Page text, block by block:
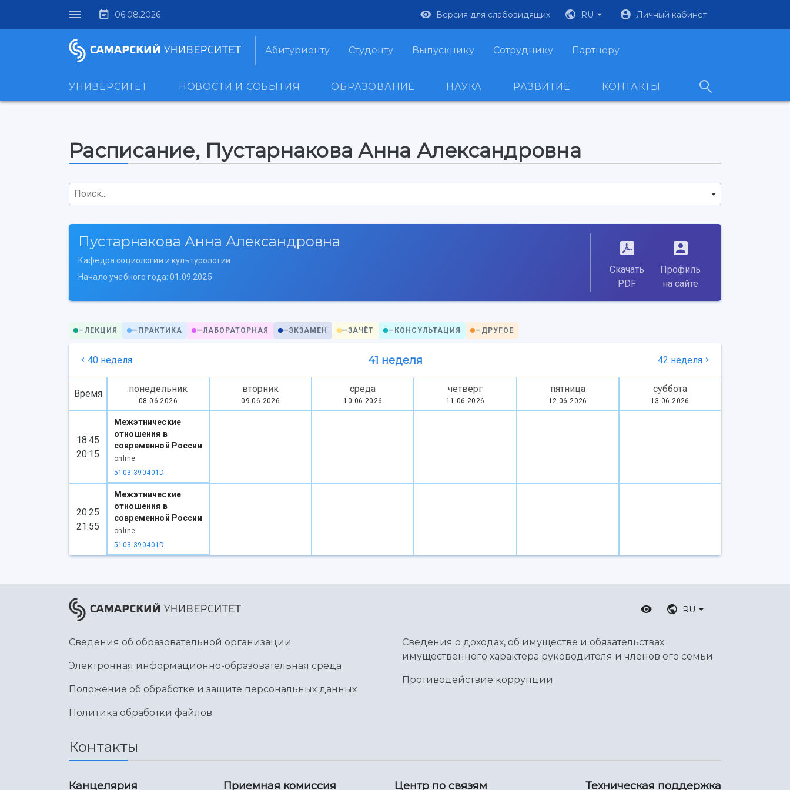
06.08.2026 Версия для слабовидящих RU Личный кабинет
Абитуриенту Студенту Выпускнику Сотруднику Партнеру
УНИВЕРСИТЕТ НОВОСТИ И СОБЫТИЯ ОБРАЗОВАНИЕ НАУКА РАЗВИТИЕ КОНТАКТЫ
Расписание, Пустарнакова Анна Александровна
Поиск...
Пустарнакова Анна Александровна
Кафедра социологии и культурологии
Начало учебного года: 01.09.2025
Скачать
PDF
Профиль
на сайте
—ЛЕКЦИЯ — ПРАКТИКА —ЛАБОРАТОРНАЯ —ЭКЗАМЕН —ЗАЧЁТ — КОНСУЛЬТАЦИЯ — ДРУГОЕ
40 неделя 41 неделя 42 неделя
Время понедельник
08.06.2026
вторник
09.06.2026
среда
10.06.2026
четверг
11.06.2026
пятница
12.06.2026
суббота
13.06.2026
18:45
20:15
Межэтнические
отношения в
современной России
online
5103-390401D
20:25
21:55
Межэтнические
отношения в
современной России
online
5103-390401D
RU
Сведения об образовательной организации
Электронная информационно-образовательная среда
Положение об обработке и защите персональных данных
Политика обработки файлов
Сведения о доходах, об имуществе и обязательствах
имущественного характера руководителя и членов его семьи
Противодействие коррупции
Контакты
Канцелярия Приемная комиссия Центр по связям Техническая поддержка